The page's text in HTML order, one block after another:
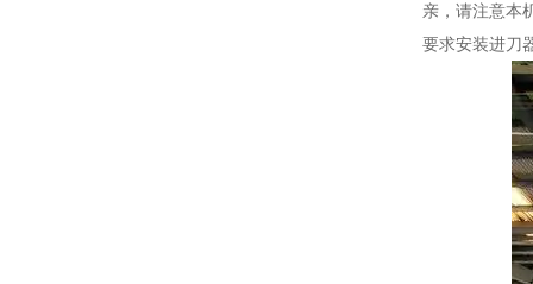
亲，请注意本
要求安装进刀